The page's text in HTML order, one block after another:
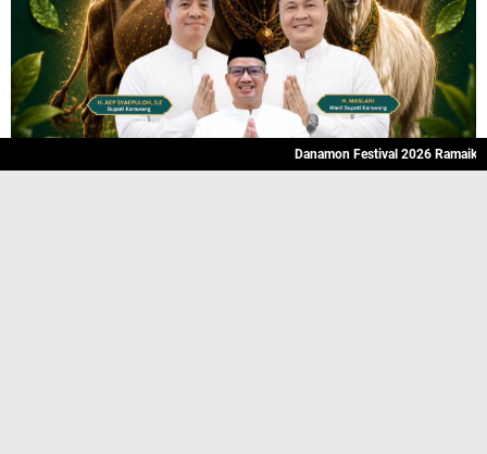
Danamon Festival 2026 Ramaikan